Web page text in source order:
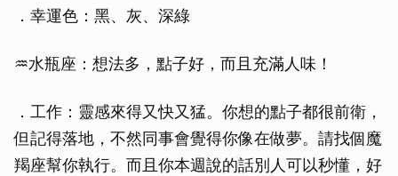
．幸運色：黑、灰、深綠
♒水瓶座：想法多，點子好，而且充滿人味！
．工作：靈感來得又快又猛。你想的點子都很前衛，
但記得落地，不然同事會覺得你像在做夢。請找個魔
羯座幫你執行。而且你本週說的話別人可以秒懂，好